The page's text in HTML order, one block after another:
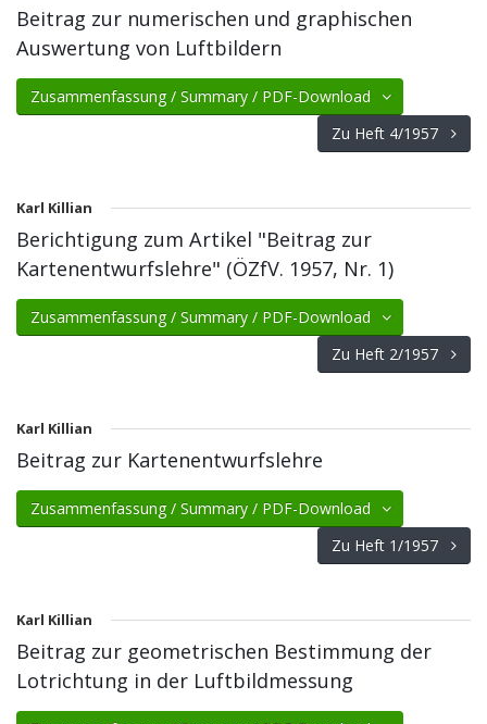
Beitrag zur numerischen und graphischen
Auswertung von Luftbildern
Zusammenfassung / Summary / PDF-Download
Zu Heft 4/1957
Karl Killian
Berichtigung zum Artikel "Beitrag zur
Kartenentwurfslehre" (ÖZfV. 1957, Nr. 1)
Zusammenfassung / Summary / PDF-Download
Zu Heft 2/1957
Karl Killian
Beitrag zur Kartenentwurfslehre
Zusammenfassung / Summary / PDF-Download
Zu Heft 1/1957
Karl Killian
Beitrag zur geometrischen Bestimmung der
Lotrichtung in der Luftbildmessung